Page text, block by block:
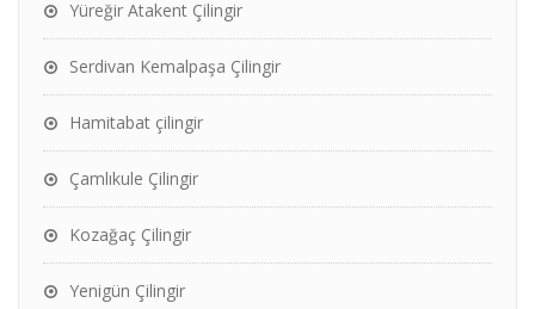
Yüreğir Atakent Çilingir
Serdivan Kemalpaşa Çilingir
Hamitabat çilingir
Çamlıkule Çilingir
Kozağaç Çilingir
Yenigün Çilingir